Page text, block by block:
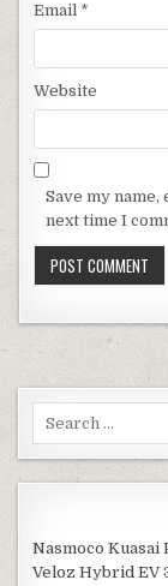
Email *
Website
Save my
next time I
Nasmoco Kuasai
Veloz Hybrid EV